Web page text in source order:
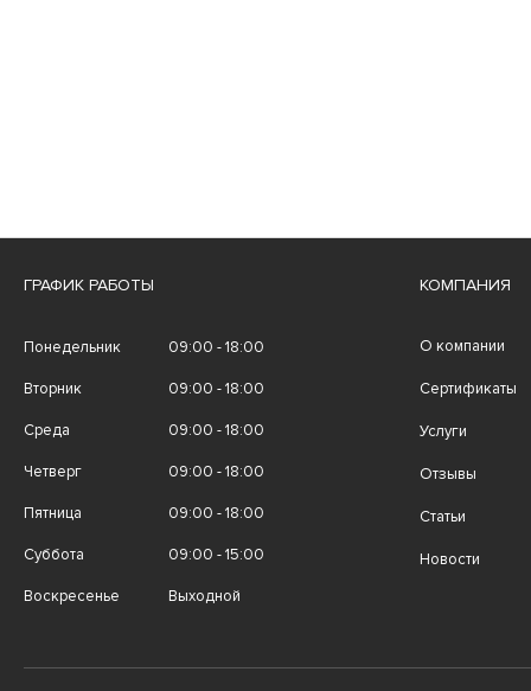
ГРАФИК РАБОТЫ
Понедельник 09:00 - 18:00
Вторник 09:00 - 18:00
Среда 09:00 - 18:00
Четверг 09:00 - 18:00
Пятница 09:00 - 18:00
Суббота 09:00 - 15:00
Воскресенье Выходной
КОМПАНИЯ
О компании
Сертификаты
Услуги
Отзывы
Статьи
Новости